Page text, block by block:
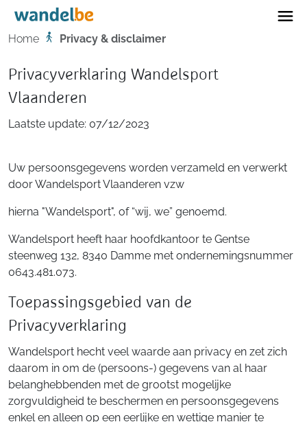
Home
Home Privacy & disclaimer
Privacyverklaring Wandelsport
Vlaanderen
Laatste update: 07/12/2023
Uw persoonsgegevens worden verzameld en verwerkt
door Wandelsport Vlaanderen vzw
hierna "Wandelsport", of “wij, we” genoemd.
Wandelsport heeft haar hoofdkantoor te Gentse
steenweg 132, 8340 Damme met ondernemingsnummer
0643.481.073.
Toepassingsgebied van de
Privacyverklaring
Wandelsport hecht veel waarde aan privacy en zet zich
daarom in om de (persoons-) gegevens van al haar
belanghebbenden met de grootst mogelijke
zorgvuldigheid te beschermen en persoonsgegevens
enkel en alleen op een eerlijke en wettige manier te